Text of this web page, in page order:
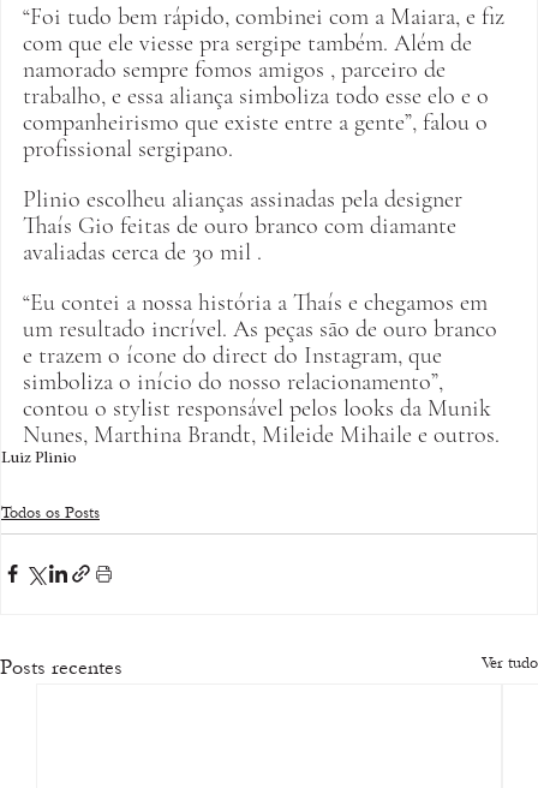
“Foi tudo bem rápido, combinei com a Maiara, e fiz
com que ele viesse pra sergipe também. Além de
namorado sempre fomos amigos , parceiro de
trabalho, e essa aliança simboliza todo esse elo e o
companheirismo que existe entre a gente”, falou o
profissional sergipano.
Plinio escolheu alianças assinadas pela designer
Thaís Gio feitas de ouro branco com diamante
avaliadas cerca de 30 mil .
“Eu contei a nossa história a Thaís e chegamos em
um resultado incrível. As peças são de ouro branco
e trazem o ícone do direct do Instagram, que
simboliza o início do nosso relacionamento”,
contou o stylist responsável pelos looks da Munik
Nunes, Marthina Brandt, Mileide Mihaile e outros.
Luiz Plinio
Todos os Posts
Posts recentes Ver tudo